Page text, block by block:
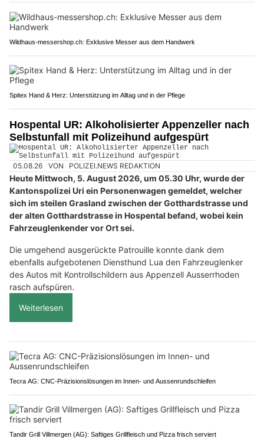
Wildhaus-messershop.ch: Exklusive Messer aus dem Handwerk
Spitex Hand & Herz: Unterstützung im Alltag und in der Pflege
Hospental UR: Alkoholisierter Appenzeller nach
Selbstunfall mit Polizeihund aufgespürt
05.08.26 VON POLIZEI.NEWS REDAKTION
Heute Mittwoch, 5. August 2026, um 05.30 Uhr, wurde der
Kantonspolizei Uri ein Personenwagen gemeldet, welcher
sich im steilen Grasland zwischen der Gotthardstrasse und
der alten Gotthardstrasse in Hospental befand, wobei kein
Fahrzeuglenkender vor Ort sei.
Die umgehend ausgerückte Patrouille konnte dank dem
ebenfalls aufgebotenen Diensthund Lua den Fahrzeuglenker
des Autos mit Kontrollschildern aus Appenzell Ausserrhoden
rasch aufspüren.
Weiterlesen
Tecra AG: CNC-Präzisionslösungen im Innen- und Aussenrundschleifen
Tandir Grill Villmergen (AG): Saftiges Grillfleisch und Pizza frisch serviert